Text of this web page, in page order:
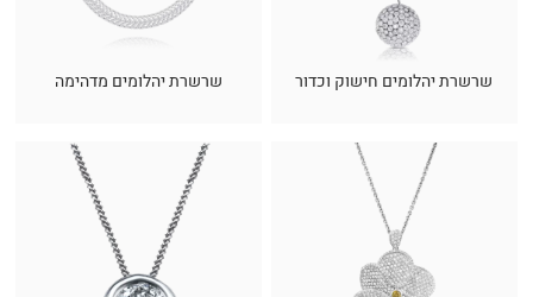
שרשרת יהלומים חישוק וכדור שרשרת יהלומים מדהימה